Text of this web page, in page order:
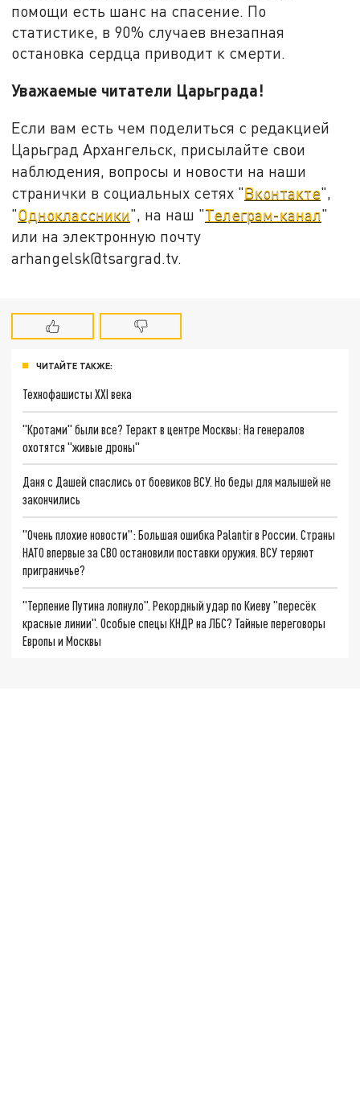
помощи есть шанс на спасение. По
статистике, в 90% случаев внезапная
остановка сердца приводит к смерти.
Уважаемые читатели Царьграда!
Если вам есть чем поделиться с редакцией
Царьград Архангельск, присылайте свои
наблюдения, вопросы и новости на наши
странички в социальных сетях "Вконтакте",
"Одноклассники", на наш "Телеграм-канал"
или на электронную почту
arhangelsk@tsargrad.tv.
ЧИТАЙТЕ ТАКЖЕ:
Технофашисты XXI века
"Кротами" были все? Теракт в центре Москвы: На генералов
охотятся "живые дроны"
Даня с Дашей спаслись от боевиков ВСУ. Но беды для малышей не
закончились
"Очень плохие новости": Большая ошибка Palantir в России. Страны
НАТО впервые за СВО остановили поставки оружия. ВСУ теряют
приграничье?
"Терпение Путина лопнуло". Рекордный удар по Киеву "пересёк
красные линии". Особые спецы КНДР на ЛБС? Тайные переговоры
Европы и Москвы